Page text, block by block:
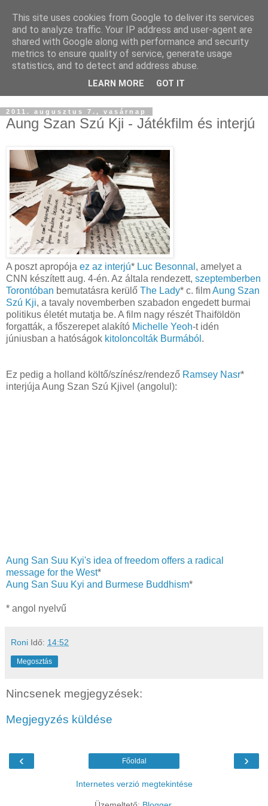
Buddhapest
Hétköznapi buddhizmus
2011. augusztus 7., vasárnap
Aung Szan Szú Kji - Játékfilm és interjú
A poszt apropója ez az interjú* Luc Besonnal , amelyet a
CNN készített aug. 4-én. Az általa rendezett, szeptemberben
Torontóban bemutatásra kerülő The Lady* c. filmAung Szan
Szú Kji, a tavaly novemberben szabadon engedett burmai
politikus életét mutatja be. A film nagy részét Thaiföldön
forgatták, a főszerepet alakító Michelle Yeoh-t idén
júniusban a hatóságok kitoloncolták Burmából .
Ez pedig a holland költő/színész/rendező Ramsey Nasr*
interjúja Aung Szan Szú Kjivel (angolul):
Aung San Suu Kyi's idea of freedom offers a radical
message for the West*
Aung San Suu Kyi and Burmese Buddhism*
* angol nyelvű
Roni Idő: 14:52
Megosztás
Nincsenek megjegyzések:
Megjegyzés küldése
‹ ›
Főoldal
Internetes verzió megtekintése
This site uses cookies from Google to deliver its services
and to analyze traffic. Your IP address and user-agent are
shared with Google along with performance and security
metrics to ensure quality of service, generate usage
statistics, and to detect and address abuse.
LEARN MORE GOT IT